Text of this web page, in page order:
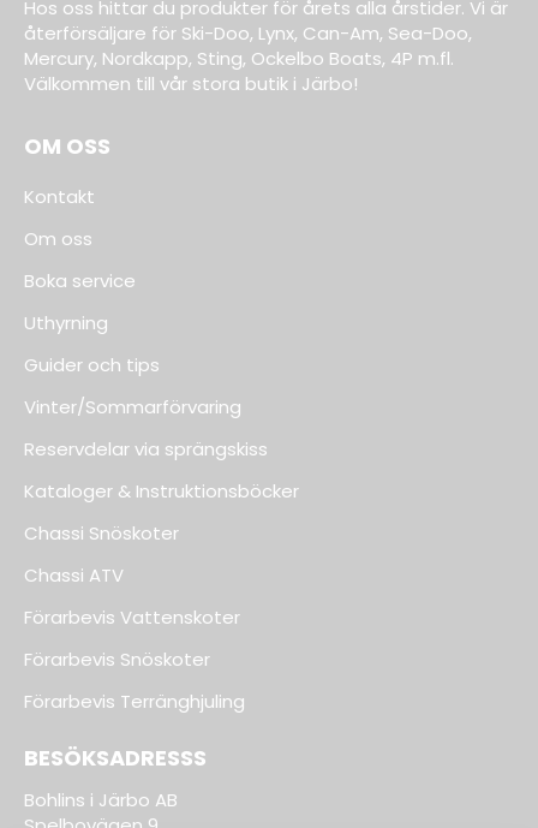
Hos oss hittar du produkter för årets alla årstider. Vi är
återförsäljare för Ski-Doo, Lynx, Can-Am, Sea-Doo,
Mercury, Nordkapp, Sting, Ockelbo Boats, 4P m.fl.
Välkommen till vår stora butik i Järbo!
OM OSS
Kontakt
Om oss
Boka service
Uthyrning
Guider och tips
Vinter/Sommarförvaring
Reservdelar via sprängskiss
Kataloger & Instruktionsböcker
Chassi Snöskoter
Chassi ATV
Förarbevis Vattenskoter
Förarbevis Snöskoter
Förarbevis Terränghjuling
BESÖKSADRESSS
Bohlins i Järbo AB